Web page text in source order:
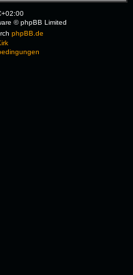
© phpBB Limited
phpBB.de